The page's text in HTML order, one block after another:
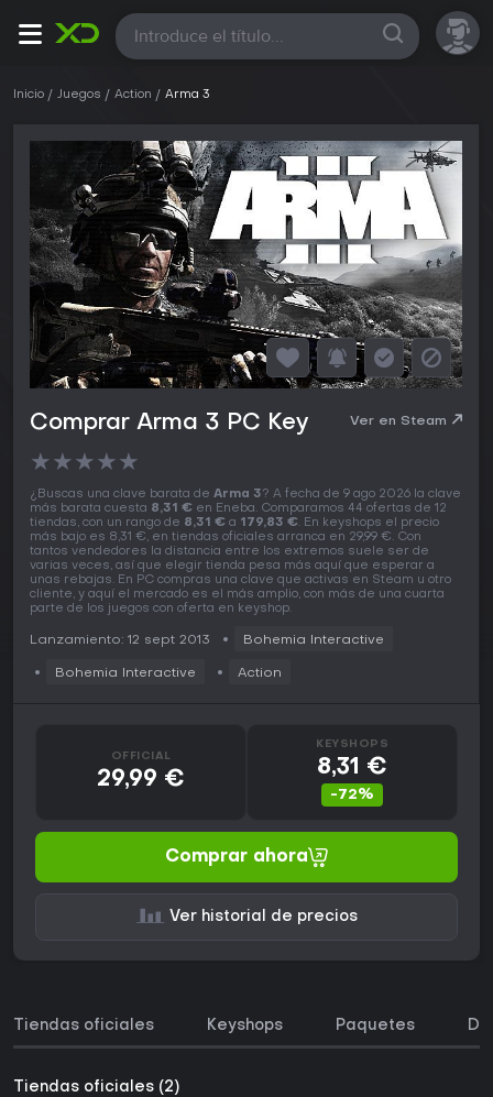
Todas
Inicio Juegos Action Arma 3
Comprar Arma 3 PC Key Ver en Steam
★★★★★
¿Buscas una clave barata de Arma 3? A fecha de 9 ago 2026 la clave
más barata cuesta 8,31 € en Eneba. Comparamos 44 ofertas de 12
tiendas, con un rango de 8,31 € a 179,83 €. En keyshops el precio
más bajo es 8,31 €, en tiendas oficiales arranca en 29,99 €. Con
tantos vendedores la distancia entre los extremos suele ser de
varias veces, así que elegir tienda pesa más aquí que esperar a
unas rebajas. En PC compras una clave que activas en Steam u otro
cliente, y aquí el mercado es el más amplio, con más de una cuarta
parte de los juegos con oferta en keyshop.
Lanzamiento: 12 sept 2013 Bohemia Interactive
Bohemia Interactive Action
OFFICIAL
29,99 €
KEYSHOPS
8,31 €
-72%
Comprar ahora
Ver historial de precios
Tiendas oficiales Keyshops Paquetes
Tiendas oficiales (2)